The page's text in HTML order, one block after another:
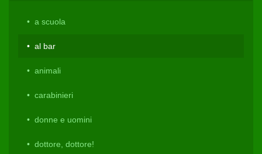
a scuola
al bar
animali
carabinieri
donne e uomini
dottore, dottore!